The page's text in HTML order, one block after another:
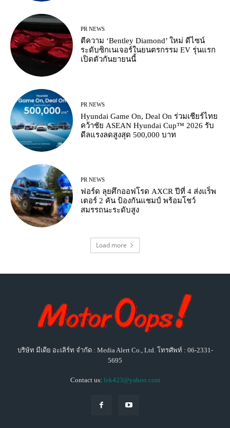
PR NEWS
ตีความ ‘Bentley Diamond’ ใหม่ ดีไซน์
ระดับซิกเนเจอร์ในยนตรกรรม EV รุ่นแรก
เปิดตัวกันยายนนี้
PR NEWS
Hyundai Game On, Deal On ร่วมเชียร์ไทย
คว้าชัย ASEAN Hyundai Cup™ 2026 รับ
ดีลแรงลดสูงสุด 500,000 บาท
PR NEWS
ฟอร์ด ลุยศึกออฟโรด AXCR ปีที่ 4 ส่งแร็พ
เตอร์ 2 คัน ป้องกันแชมป์ พร้อมโชว์
สมรรถนะระดับสูง
Load more
บริษัท มีเดีย อะเลิร์ท จำกัด : Media Alert Co., Ltd. โทรศัพท์ : 06-2331-
5695
Contact us: lek423@yahoo.com